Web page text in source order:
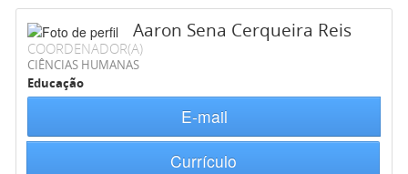
Aaron Sena Cerqueira Reis
COORDENADOR(A)
CIÊNCIAS HUMANAS
Educação
E-mail
Currículo